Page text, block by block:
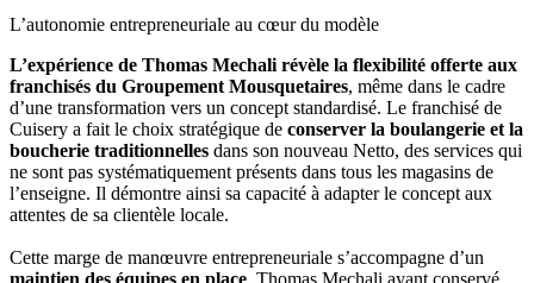
L’autonomie entrepreneuriale au cœur du modèle
L’expérience de Thomas Mechali révèle la flexibilité offerte aux
franchisés du Groupement Mousquetaires, même dans le cadre
d’une transformation vers un concept standardisé. Le franchisé de
Cuisery a fait le choix stratégique de conserver la boulangerie et la
boucherie traditionnelles dans son nouveau Netto, des services qui
ne sont pas systématiquement présents dans tous les magasins de
l’enseigne. Il démontre ainsi sa capacité à adapter le concept aux
attentes de sa clientèle locale.
Cette marge de manœuvre entrepreneuriale s’accompagne d’un